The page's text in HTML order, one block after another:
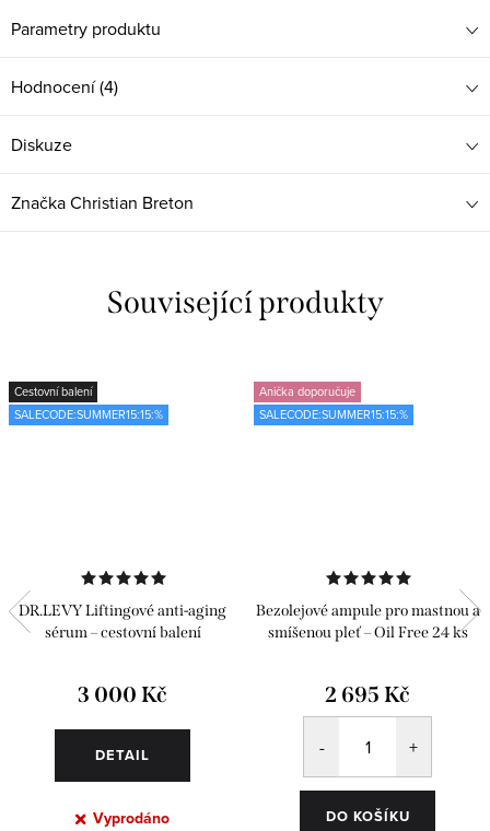
Parametry produktu
Hodnocení (4)
Diskuze
ZnačkaChristian Breton
Související produkty
Cestovní balení
SALECODE:SUMMER15:15:%
DR.LEVY Liftingové anti-aging
sérum – cestovní balení
3 000 Kč
DETAIL
Vyprodáno
Anička doporučuje
SALECODE:SUMMER15:15:%
Bezolejové ampule pro mastnou a
smíšenou pleť – Oil Free 24 ks
2 695 Kč
DO KOŠÍKU